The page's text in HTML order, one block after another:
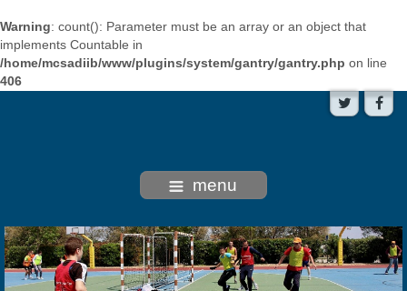
Warning: count(): Parameter must be an array or an object that
implements Countable in
/home/mcsadiib/www/plugins/system/gantry/gantry.php on line
406
menu